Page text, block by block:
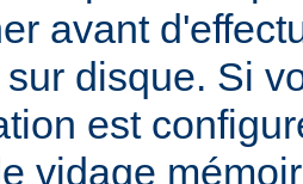
avant
disque. Si
est
vidage